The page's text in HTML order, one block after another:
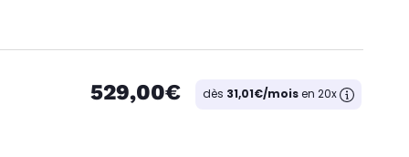
529,00€ dès 31,01€/moisen 20x